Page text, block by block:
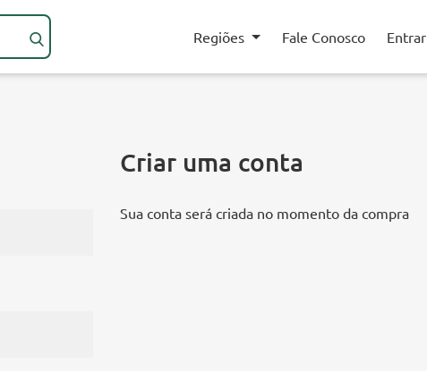
Regiões Fale Conosco Entrar
Criar uma conta
Sua conta será criada no momento da compra